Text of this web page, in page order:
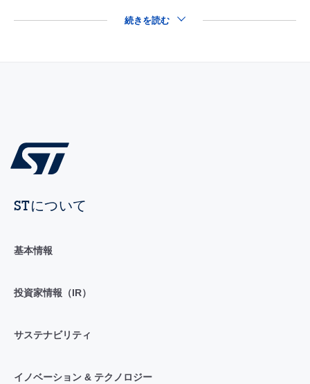
続きを読む
STについて
基本情報
投資家情報（IR）
サステナビリティ
イノベーション & テクノロジー